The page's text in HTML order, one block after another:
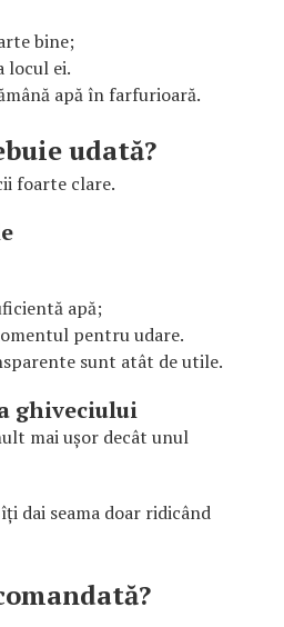
bine;
locul ei.
apă în farfurioară.
udată?
foarte clare.
apă;
pentru udare.
sunt atât de utile.
ghiveciului
mai ușor decât unul
dai seama doar ridicând